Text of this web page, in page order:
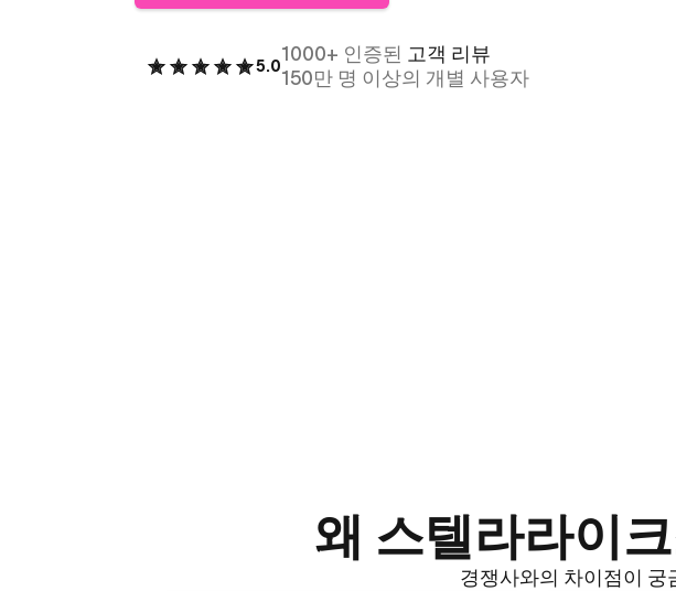
5.0
1000+ 인증된 고객 리뷰
150만 명 이상의 개별 사용자
왜 스텔라라이
경쟁사와의 차이점이 궁